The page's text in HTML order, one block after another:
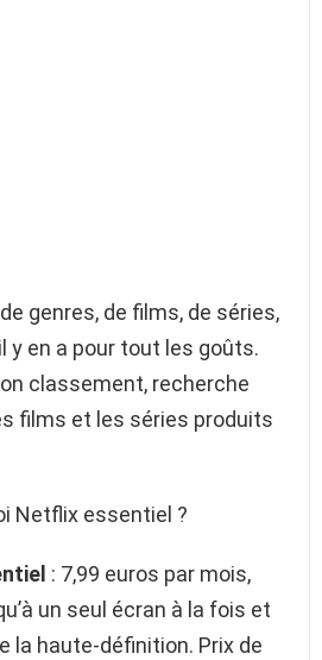
genres, de films, de séries,
y en a pour tout les goûts.
classement, recherche
films et les séries produits
Netflix essentiel ?
: 7,99 euros par mois,
un seul écran à la fois et
la haute-définition. Prix de